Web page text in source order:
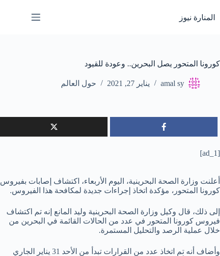
إلى
المحتوى
المنارة نيوز
كورونا المتحور يصل البحرين.. وعودة للقيود
amal sy يناير 27, 2021 حول العالم
[ad_1]
أعلنت وزارة الصحة البحرينية، اليوم الأربعاء، اكتشاف إصابات بفيروس
كورونا المتحور، مؤكدة اتخاذ إجراءات جديدة لمكافحة هذا الفيروس.
إلى ذلك، قال وكيل وزارة الصحة البحرينية وليد المانع إنه تم اكتشاف
فيروس كورونا المتحور في عدد من الحالات القائمة في البحرين من
خلال عملية الرصد والتحليل المستمرة.
وأضاف أنه تم اتخاذ عدد من القرارات تبدأ من الأحد 31 يناير الجاري